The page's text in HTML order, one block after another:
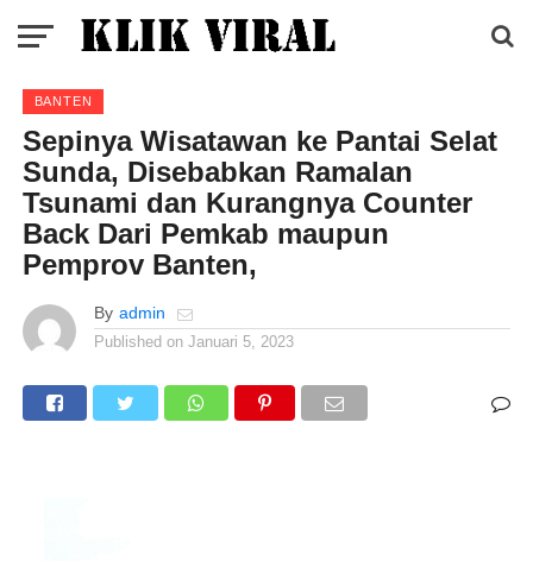
BANTEN
Sepinya Wisatawan ke Pantai Selat
Sunda, Disebabkan Ramalan
Tsunami dan Kurangnya Counter
Back Dari Pemkab maupun
Pemprov Banten,
By admin
Published on Januari 5, 2023